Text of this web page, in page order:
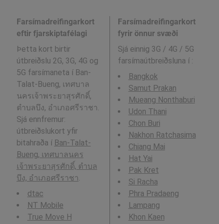
Farsímadreifingarkort
eftir fjarskiptafélagi
Þetta kort birtir
útbreiðslu 2G, 3G, 4G og
5G farsímaneta í Ban-
Talat-Bueng, เทศบาล
นครเจ้าพระยาสุรศักดิ์,
ตำบลบึง, อำเภอศรีราชา.
Sjá ennfremur:
útbreiðslukort yfir
bitahraða í Ban-Talat-
Bueng, เทศบาลนคร
เจ้าพระยาสุรศักดิ์, ตำบล
บึง, อำเภอศรีราชา.
dtac
NT Mobile
True Move H
Farsímadreifingarkort
fyrir önnur svæði
Sjá einnig 3G / 4G / 5G
farsímaútbreiðsluna í :
Bangkok
Samut Prakan
Mueang Nonthaburi
Udon Thani
Chon Buri
Nakhon Ratchasima
Chiang Mai
Hat Yai
Pak Kret
Si Racha
Phra Pradaeng
Lampang
Khon Kaen